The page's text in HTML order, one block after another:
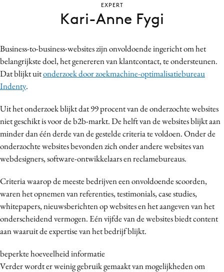
Contentmarketing
Craft
Customer Experience
Design
Digital transformation
Diversiteit
Effectiviteit
Influencer marketing
Interne communicatie
Martech
Media
Merkstrategie
PR
Business-to-business-websites zijn onvoldoende ingericht om het
belangrijkste doel, het genereren van klantcontact, te ondersteunen.
Dat blijkt uitonderzoek door zoekmachine-optimalisatiebureau
Indenty.
Uit het onderzoek blijkt dat 99 procent van de onderzochte websites
niet geschikt is voor de b2b-markt. De helft van de websites blijkt aan
minder dan één derde van de gestelde criteria te voldoen. Onder de
onderzochte websites bevonden zich onder andere websites van
webdesigners, software-ontwikkelaars en reclamebureaus.
Criteria waarop de meeste bedrijven een onvoldoende scoorden,
waren het opnemen van referenties, testimonials, case studies,
whitepapers, nieuwsberichten op websites en het aangeven van het
onderscheidend vermogen. Eén vijfde van de websites biedt content
aan waaruit de expertise van het bedrijf blijkt.
beperkte hoeveelheid informatie
Verder wordt er weinig gebruik gemaakt van mogelijkheden om
EXPERT
Kari-Anne Fygi